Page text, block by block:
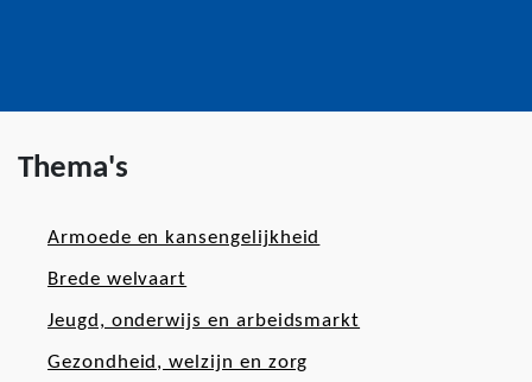
Thema's
Armoede en kansengelijkheid
Brede welvaart
Jeugd, onderwijs en arbeidsmarkt
Gezondheid, welzijn en zorg